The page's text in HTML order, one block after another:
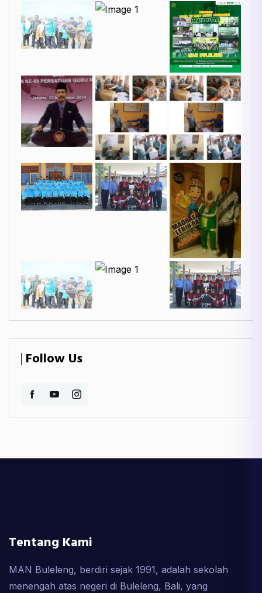
Follow Us
Tentang Kami
MAN Buleleng, berdiri sejak 1991, adalah sekolah
menengah atas negeri di Buleleng, Bali, yang